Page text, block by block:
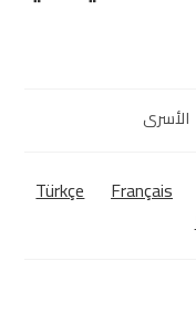
الأسرى
Türkçe
Français